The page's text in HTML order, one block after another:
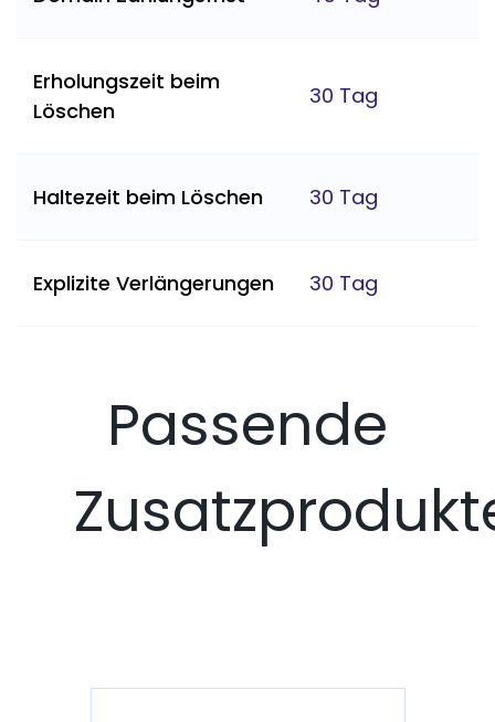
Erholungszeit beim
Löschen
30 Tag
Haltezeit beim Löschen 30 Tag
Explizite Verlängerungen 30 Tag
Passende